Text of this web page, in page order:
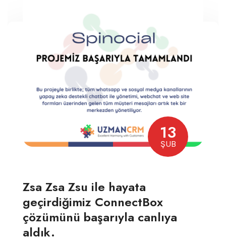
13
ŞUB
Zsa Zsa Zsu ile hayata
geçirdiğimiz ConnectBox
çözümünü başarıyla canlıya
aldık.